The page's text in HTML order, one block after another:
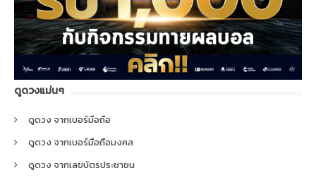
ดูดวงแม่นๆ
ดูดวง จากเบอร์มือถือ
ดูดวง จากเบอร์มือถือมงคล
ดูดวง จากเลขบัตรประชาชน